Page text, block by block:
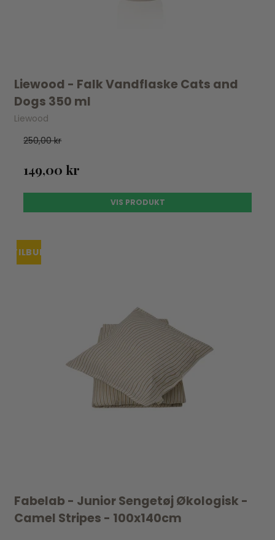
Liewood - Falk Vandflaske Cats and
Dogs 350 ml
Liewood
250,00 kr
149,00 kr
VIS PRODUKT
TILBUD
Fabelab - Junior Sengetøj Økologisk -
Camel Stripes - 100x140cm